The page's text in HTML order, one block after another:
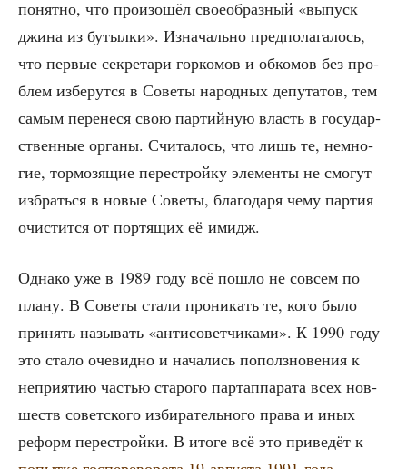
понят­но, что про­изо­шёл свое­об­раз­ный «выпуск
джи­на из бутыл­ки». Изна­чаль­но пред­по­ла­га­лось,
что пер­вые сек­ре­та­ри гор­ко­мов и обко­мов без про­
блем избе­рут­ся в Сове­ты народ­ных депу­та­тов, тем
самым пере­не­ся свою пар­тий­ную власть в госу­дар­
ствен­ные орга­ны. Счи­та­лось, что лишь те, немно­
гие, тор­мо­зя­щие пере­строй­ку эле­мен­ты не смо­гут
избрать­ся в новые Сове­ты, бла­го­да­ря чему пар­тия
очи­стит­ся от пор­тя­щих её имидж.
Одна­ко уже в 1989 году всё пошло не совсем по
пла­ну. В Сове­ты ста­ли про­ни­кать те, кого было
при­нять назы­вать «анти­со­вет­чи­ка­ми». К 1990 году
это ста­ло оче­вид­но и нача­лись пополз­но­ве­ния к
непри­я­тию частью ста­ро­го пар­тап­па­ра­та всех нов­
шеств совет­ско­го изби­ра­тель­но­го пра­ва и иных
реформ пере­строй­ки. В ито­ге всё это при­ве­дёт к